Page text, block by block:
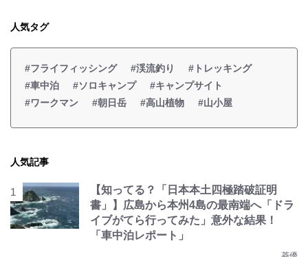
人気タグ
#フライフィッシング #渓流釣り
#トレッキング
#車中泊
#ソロキャンプ
#キャンプサイト
#ワークマン
#朝日岳 #高山植物 #山小屋
人気記事
【知ってる？「日本本土四極踏破証明
書」】広島から本州4島の最南端へ「ドラ
イブがてら行ってみた」意外な結果！
「車中泊レポート」